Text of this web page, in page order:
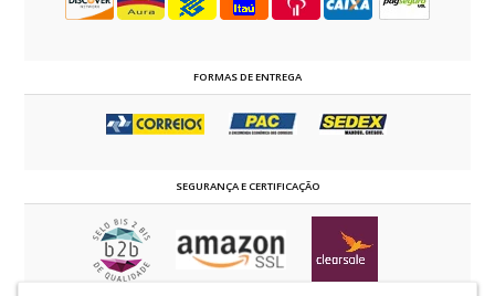
FORMAS DE ENTREGA
SEGURANÇA E CERTIFICAÇÃO